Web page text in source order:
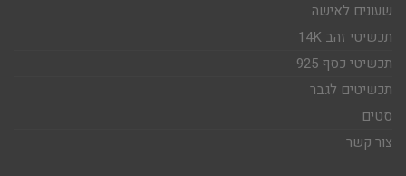
שעונים לאישה
תכשיטי זהב 14K
תכשיטי כסף 925
תכשיטים לגבר
סטים
צור קשר